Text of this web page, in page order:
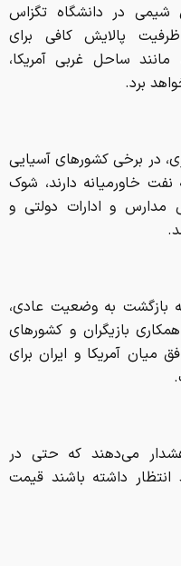
شیمی در دانشگاه تگزاس
پالایش کافی برای
ساحل غربی آمریکا،
برد.
در برخی کشورهای آسیایی
خاورمیانه دارند، شوک
مدارس و ادارات دولتی و
بازگشت به وضعیت عادی،
بازیگران و کشورهای
میان آمریکا و ایران برای
می‌دهند که حتی در
داشته باشند قیمت